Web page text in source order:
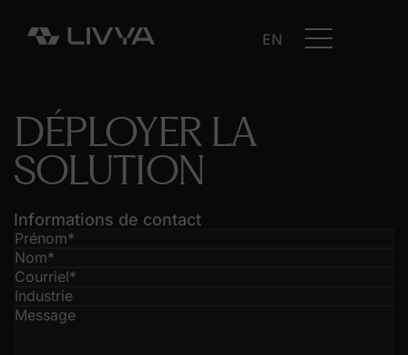
EN
DÉPLOYER LA
SOLUTION
Informations de contact